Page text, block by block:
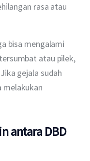
rasa atau
bisa mengalami
atau pilek,
gejala sudah
melakukan
antara DBD